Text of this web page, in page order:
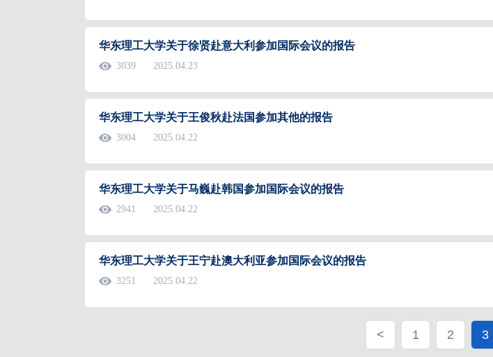
华东理工大学关于徐贤赴意大利参加国际会议的报告
3039 2025.04.23
华东理工大学关于王俊秋赴法国参加其他的报告
3004 2025.04.22
华东理工大学关于马巍赴韩国参加国际会议的报告
2941 2025.04.22
华东理工大学关于王宁赴澳大利亚参加国际会议的报告
3251 2025.04.22
< 1 2 3